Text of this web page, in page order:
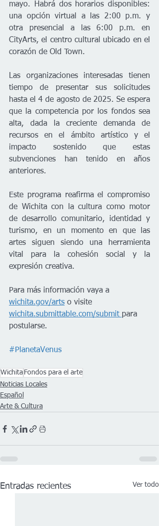
mayo. Habrá dos horarios disponibles:
una opción virtual a las 2:00 p.m. y
otra presencial a las 6:00 p.m. en
CityArts, el centro cultural ubicado en el
corazón de Old Town.
Las organizaciones interesadas tienen
tiempo de presentar sus solicitudes
hasta el 4 de agosto de 2025. Se espera
que la competencia por los fondos sea
alta, dada la creciente demanda de
recursos en el ámbito artístico y el
impacto sostenido que estas
subvenciones han tenido en años
anteriores.
Este programa reafirma el compromiso
de Wichita con la cultura como motor
de desarrollo comunitario, identidad y
turismo, en un momento en que las
artes siguen siendo una herramienta
vital para la cohesión social y la
expresión creativa.
Para más información vaya a
wichita.gov/arts o visite
wichita.submittable.com/submit para
postularse.
#PlanetaVenus
Wichita Fondos para el arte
Noticias Locales
Español
Arte & Cultura
Entradas recientes Ver todo